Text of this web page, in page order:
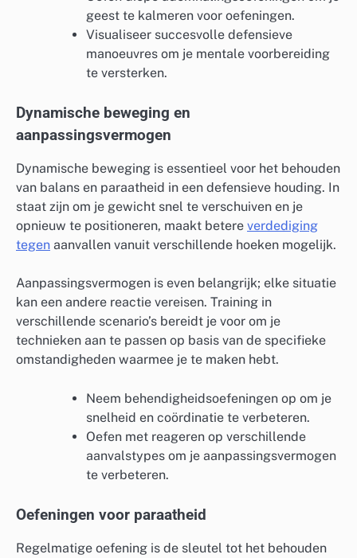
geest te kalmeren voor oefeningen.
Visualiseer succesvolle defensieve
manoeuvres om je mentale voorbereiding
te versterken.
Dynamische beweging en
aanpassingsvermogen
Dynamische beweging is essentieel voor het behouden
van balans en paraatheid in een defensieve houding. In
staat zijn om je gewicht snel te verschuiven en je
opnieuw te positioneren, maakt betere verdediging
tegen aanvallen vanuit verschillende hoeken mogelijk.
Aanpassingsvermogen is even belangrijk; elke situatie
kan een andere reactie vereisen. Training in
verschillende scenario’s bereidt je voor om je
technieken aan te passen op basis van de specifieke
omstandigheden waarmee je te maken hebt.
Neem behendigheidsoefeningen op om je
snelheid en coördinatie te verbeteren.
Oefen met reageren op verschillende
aanvalstypes om je aanpassingsvermogen
te verbeteren.
Oefeningen voor paraatheid
Regelmatige oefening is de sleutel tot het behouden